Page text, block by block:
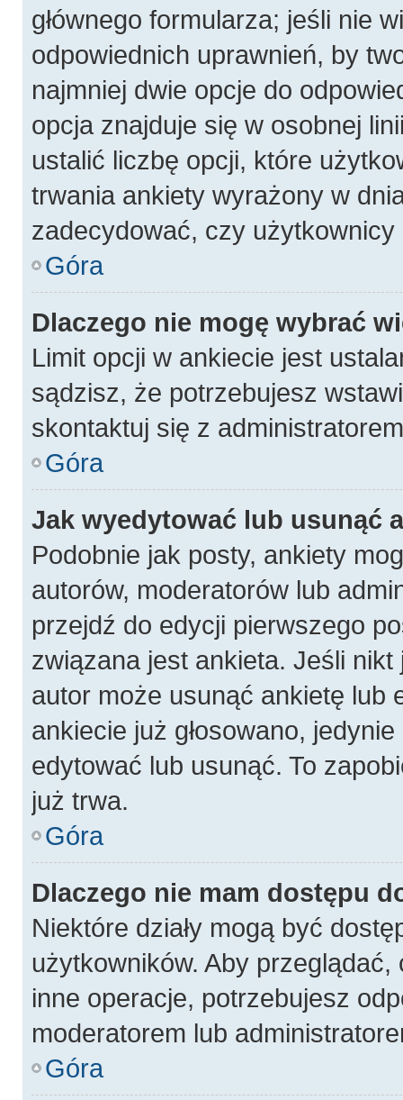
głównego formularza; jeśli nie
odpowiednich uprawnień, by
najmniej dwie opcje do
opcja znajduje się w osobnej
ustalić liczbę opcji, które
trwania ankiety wyrażony w
zadecydować, czy użytkownicy
Góra
Dlaczego nie mogę wybrać
Limit opcji w ankiecie jest
sądzisz, że potrzebujesz
skontaktuj się z
Góra
Jak wyedytować lub usunąć
Podobnie jak posty, ankiety
autorów, moderatorów lub
przejdź do edycji pierwszego
związana jest ankieta. Jeśli nikt
autor może usunąć ankietę lub
ankiecie już głosowano,
edytować lub usunąć. To
już trwa.
Góra
Dlaczego nie mam dostępu
Niektóre działy mogą być
użytkowników. Aby
inne operacje, potrzebujesz
moderatorem lub
Góra